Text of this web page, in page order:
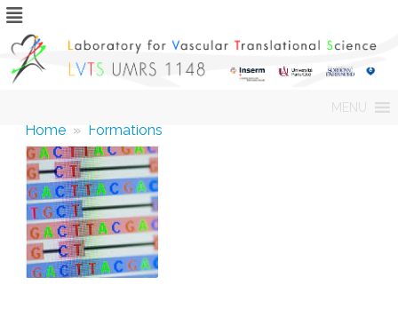
MENU
Home » Formations